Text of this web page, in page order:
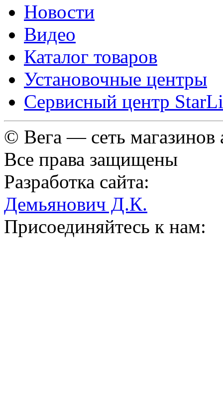
Новости
Видео
Каталог товаров
Установочные центры
Сервисный центр
© Вега — сеть магазинов
Все права защищены
Разработка сайта:
Демьянович Д.К.
Присоединяйтесь к нам: